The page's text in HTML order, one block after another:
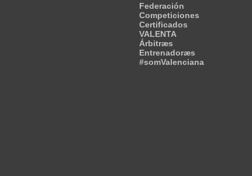
Federación
Competiciones
Certificados
VALENTA
Árbitræs
Entrenadoræs
#somValenciana